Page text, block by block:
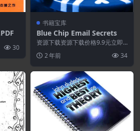
30
书籍宝库
Blue Chip Email Secrets
资源下载资源下载价格9.9元立即
2 年前 34